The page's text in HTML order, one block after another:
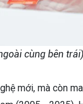
cùng bên
mới, mà còn